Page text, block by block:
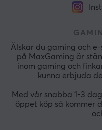
Älskar du gaming och
på MaxGaming är
inom gaming och
kunna erbjuda
Med vår snabba 1-3
öppet köp så kommer